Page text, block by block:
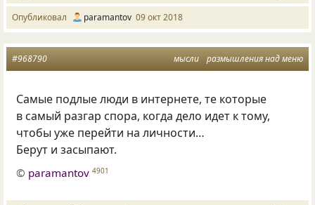
Опубликовал paramantov 09 окт 2018
мысли размышления над меню
#968790
Самые подлые люди в интернете, те которые
в самый разгар спора, когда дело идет к тому,
чтобы уже перейти на личности…
Берут и засыпают.
© paramantov 4901